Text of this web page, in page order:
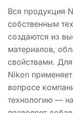
Вся продукция
собственным
создаются из
материалов,
свойствами.
Nikon
вопросе
технологию —